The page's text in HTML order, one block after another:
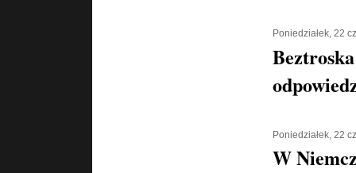
Poniedziałek, 22
Poniedziałek, 22
W